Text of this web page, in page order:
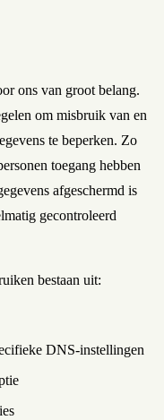
ons van groot belang.
om misbruik van en
te beperken. Zo
toegang hebben
afgeschermd is
gecontroleerd
bestaan uit:
DNS-instellingen